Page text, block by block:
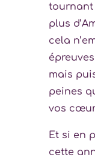
tournant
plus
cela
mais
peines
vos
Et si en
cette